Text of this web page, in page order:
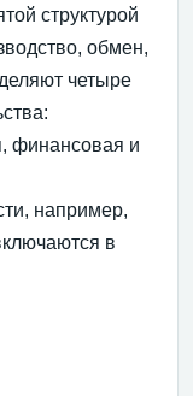
структурой
обмен,
четыре
финансовая и
например,
в